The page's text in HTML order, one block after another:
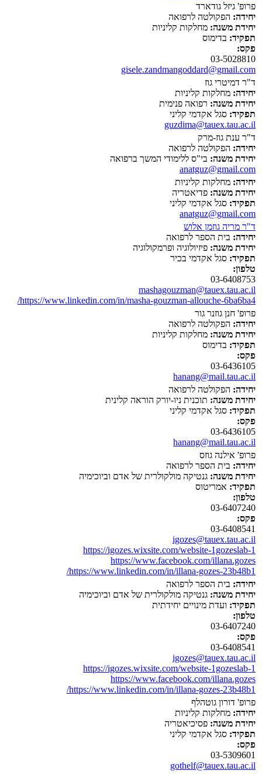
פרופ' גיזל גודארד
יחידה: הפקולטה לרפואה
יחידת משנה: מחלקות קליניות
תפקיד: בדימוס
פקס:
03-5028810
gisele.zandmangoddard@gmail.com
ד"ר דמיטרי גוז
יחידה: מחלקות קליניות
יחידת משנה: רפואה פנימית
תפקיד: סגל אקדמי קליני
guzdima@tauex.tau.ac.il
ד"ר ענת גוז-מרק
יחידה: הפקולטה לרפואה
יחידת משנה: בי"ס ללימודי המשך ברפואה
anatguz@gmail.com
יחידה: מחלקות קליניות
יחידת משנה: פדיאטריה
תפקיד: סגל אקדמי קליני
anatguz@gmail.com
ד"ר מריה גוזמן אלוש
יחידה: בית הספר לרפואה
יחידת משנה: פיזיולוגיה ופרמקולוגיה
תפקיד: סגל אקדמי בכיר
טלפון:
03-6408753
mashagouzman@tauex.tau.ac.il
https://www.linkedin.com/in/masha-gouzman-allouche-6ba6ba4/
פרופ' חנן גוזנר גור
יחידה: הפקולטה לרפואה
יחידת משנה: מחלקות קליניות
תפקיד: בדימוס
פקס:
03-6436105
hanang@mail.tau.ac.il
יחידה: הפקולטה לרפואה
יחידת משנה: תוכנית ניו-יורק הוראה קלינית
תפקיד: סגל אקדמי קליני
פקס:
03-6436105
hanang@mail.tau.ac.il
פרופ' אילנה גוזס
יחידה: בית הספר לרפואה
יחידת משנה: גנטיקה מולקולרית של אדם וביוכימיה
תפקיד: אמריטוס
טלפון:
03-6407240
פקס:
03-6408541
igozes@tauex.tau.ac.il
https://igozes.wixsite.com/website-1gozeslab-1
https://www.facebook.com/illana.gozes
https://www.linkedin.com/in/illana-gozes-23b48b1/
יחידה: בית הספר לרפואה
יחידת משנה: גנטיקה מולקולרית של אדם וביוכימיה
תפקיד: ועדת מינויים יחידתית
טלפון:
03-6407240
פקס:
03-6408541
igozes@tauex.tau.ac.il
https://igozes.wixsite.com/website-1gozeslab-1
https://www.facebook.com/illana.gozes
https://www.linkedin.com/in/illana-gozes-23b48b1/
פרופ' דורון גוטהלף
יחידה: מחלקות קליניות
יחידת משנה: פסיכיאטריה
תפקיד: סגל אקדמי קליני
פקס:
03-5309601
gothelf@tauex.tau.ac.il